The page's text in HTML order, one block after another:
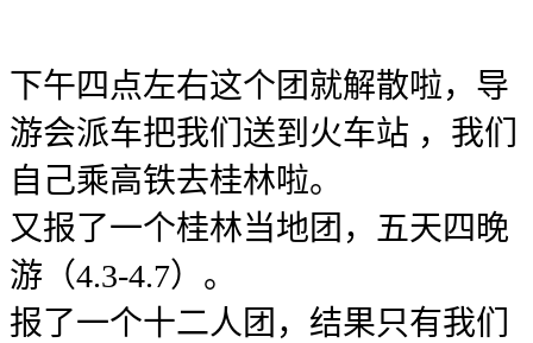
下午四点左右这个团就解散啦，导
游会派车把我们送到火车站 ，我们
自己乘高铁去桂林啦。
又报了一个桂林当地团，五天四晚
游（4.3-4.7）。
报了一个十二人团，结果只有我们